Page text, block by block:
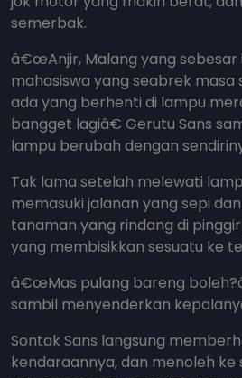
semerbak.
â€œAnjir, Malang yang sebesar
mahasiswa yang seabrek masa
ada yang berhenti di lampu
bangget lagiâ€ Gerutu Sans
lampu berubah dengan
Tak lama setelah melewati
memasuki jalanan yang sepi
tanaman yang rindang di
yang membisikkan sesuatu ke
â€œMas pulang bareng
sambil menyenderkan
Sontak Sans langsung
kendaraannya, dan menoleh ke